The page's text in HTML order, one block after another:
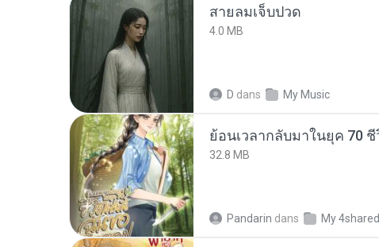
สายลมเจ็บปวด
4.0 MB
D dans My Music
32.8 MB
Pandarin dans My 4shared